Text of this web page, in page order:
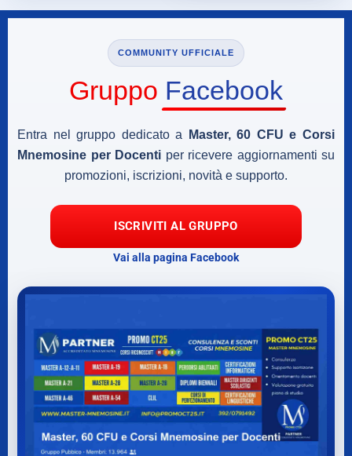
COMMUNITY UFFICIALE
Gruppo Facebook
Entra nel gruppo dedicato a
Master, 60 CFU e Corsi
Mnemosine per Docenti per ricevere aggiornamenti su
promozioni, iscrizioni, novità e supporto.
ISCRIVITI AL GRUPPO
Vai alla pagina Facebook